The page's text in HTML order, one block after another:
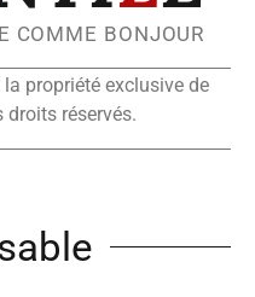
COMME BONJOUR
propriété exclusive de
réservés.